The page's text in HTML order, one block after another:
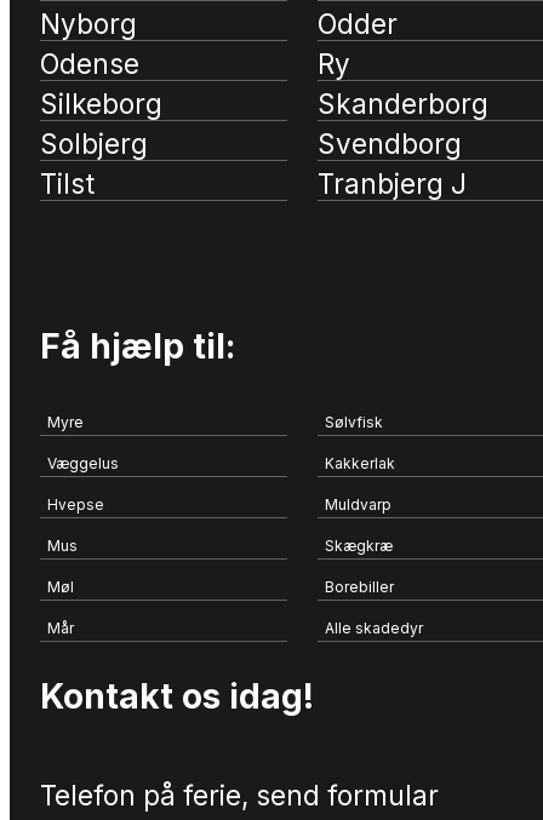
Nyborg
Odder
Odense
Ry
Silkeborg
Skanderborg
Solbjerg
Svendborg
Tilst
Tranbjerg J
Få hjælp til:
Myre Sølvfisk
Væggelus Kakkerlak
Hvepse Muldvarp
Mus Skægkræ
Møl Borebiller
Mår Alle skadedyr
Kontakt os idag!
Telefon på ferie, send formular